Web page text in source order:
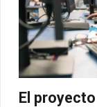
El